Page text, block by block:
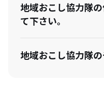
地域おこし協力隊
て下さい。
地域おこし協力隊